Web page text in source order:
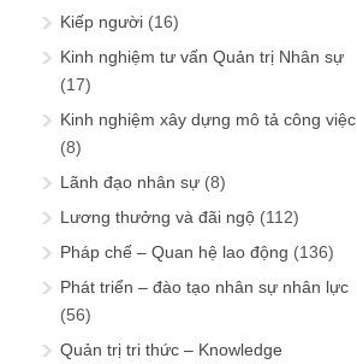
Kiếp người (16)
Kinh nghiệm tư vấn Quản trị Nhân sự
(17)
Kinh nghiệm xây dựng mô tả công việc
(8)
Lãnh đạo nhân sự (8)
Lương thưởng và đãi ngộ (112)
Pháp chế – Quan hệ lao động (136)
Phát triển – đào tạo nhân sự nhân lực
(56)
Quản trị tri thức – Knowledge